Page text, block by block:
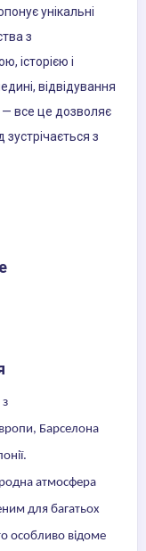
унікальні
з
історією і
відвідування
— все це дозволяє
зустрічається з
Барселона
атмосфера
для багатьох
особливо відоме